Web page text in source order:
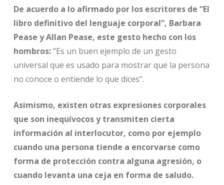
De acuerdo a lo afirmado por los escritores de “El
libro definitivo del lenguaje corporal”, Barbara
Pease y Allan Pease, este gesto hecho con los
hombros:“Es un buen ejemplo de un gesto
universal que es usado para mostrar que la persona
no conoce o entiende lo que dices”.
Asimismo, existen otras expresiones corporales
que son inequívocos y transmiten cierta
información al interlocutor, como por ejemplo
cuando una persona tiende a encorvarse como
forma de protección contra alguna agresión, o
cuando levanta una ceja en forma de saludo.